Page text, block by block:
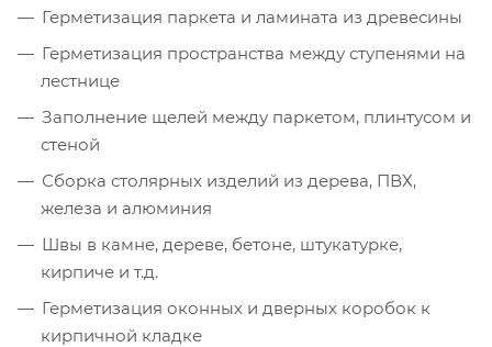
Герметизация паркета и ламината из древесины
Герметизация пространства между ступенями на
лестнице
Заполнение щелей между паркетом, плинтусом и
стеной
Сборка столярных изделий из дерева, ПВХ,
железа и алюминия
Швы в камне, дереве, бетоне, штукатурке,
кирпиче и т.д.
Герметизация оконных и дверных коробок к
кирпичной кладке